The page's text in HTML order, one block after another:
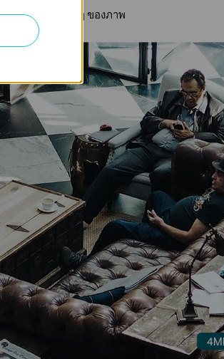
ายละเอียดต่าง ๆ ของภาพ